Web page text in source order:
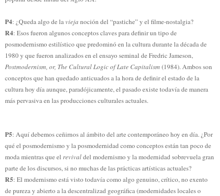
P4: ¿Queda algo de lavieja noción del “pastiche” y el filme-nostalgia?
R4: Esos fueron algunos conceptos claves para definir un tipo de
posmodernismo estilístico que predominó en la cultura durante la década de
1980 y que fueron analizados en el ensayo seminal de Fredric Jameson,
Postmodernism, or, The Cultural Logic of Late Capitalism (1984). Ambos son
conceptos que han quedado anticuados a la hora de definir el estado de la
cultura hoy día aunque, paradójicamente, el pasado existe todavía de manera
más pervasiva en las producciones culturales actuales.
P5: Aquí debemos ceñirnos al ámbito del arte contemporáneo hoy en día. ¿Por
qué el posmodernismo y la posmodernidad como conceptos están tan poco de
moda mientras que el revivaldel modernismo y la modernidad sobrevuela gran
parte de los discursos, si no muchas de las prácticas artísticas actuales?
R5: El modernismo está visto todavía como algo genuino, crítico, no exento
de pureza y abierto a la descentralizad geográfica (modernidades locales o